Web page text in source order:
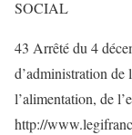
SOCIAL
43 Arrêté du 4
d’administration de
l’alimentation, de
http://